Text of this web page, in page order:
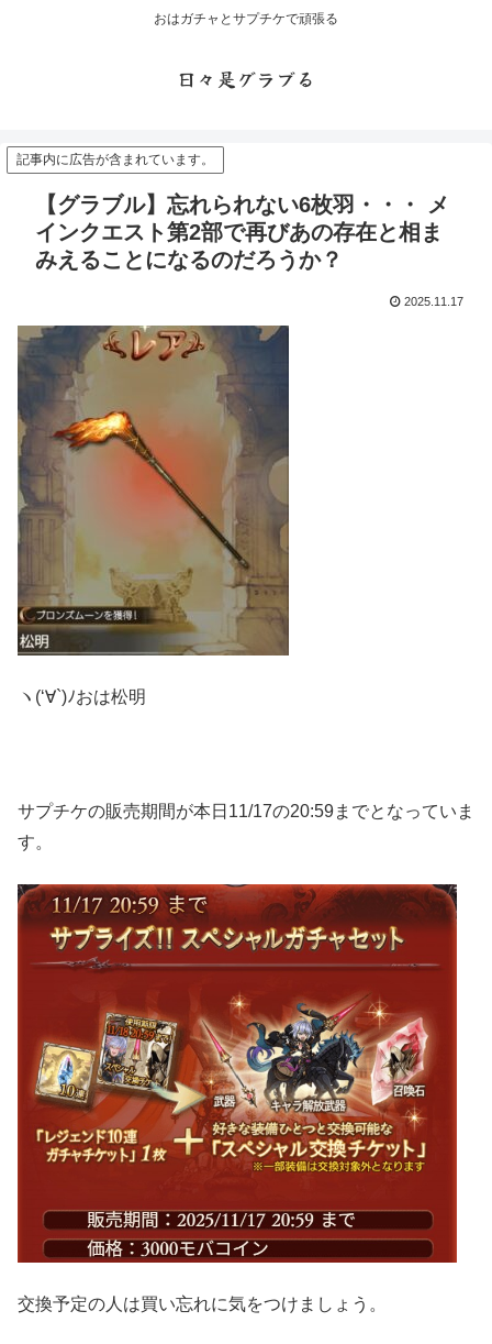
おはガチャとサプチケで頑張る
日々是グラブる
記事内に広告が含まれています。
【グラブル】忘れられない6枚羽・・・ メ
インクエスト第2部で再びあの存在と相ま
みえることになるのだろうか？
2025.11.17
ヽ(‘∀`)ﾉおは松明
サプチケの販売期間が本日11/17の20:59までとなっていま
す。
交換予定の人は買い忘れに気をつけましょう。